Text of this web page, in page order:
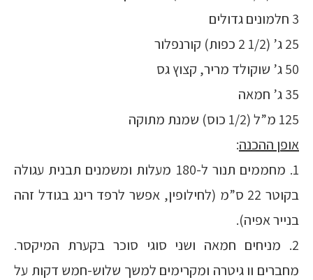
3 חלמונים גדולים
25 ג’ (1/2 2 כפות) קורנפלור
50 ג’ שוקולד מריר, קצוץ גס
35 ג’ חמאה
125 מ”ל (1/2 כוס) שמנת מתוקה
אופן ההכנה:
1. מחממים תנור ל-180 מעלות ומשמנים תבנית עגולה
בקוטר 22 ס”מ (לחילופין, אפשר לרפד רינג בגודל זהה
בנייר אפיה).
2. מניחים חמאה ושני סוגי סוכר בקערת המיקסר.
מחברים וו גיטרה ומקרימים למשך שלוש-חמש דקות על